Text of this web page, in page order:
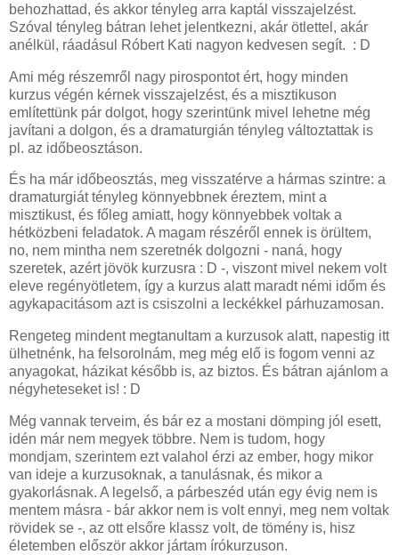
behozhattad, és akkor tényleg arra kaptál visszajelzést.
Szóval tényleg bátran lehet jelentkezni, akár ötlettel, akár
anélkül, ráadásul Róbert Kati nagyon kedvesen segít. : D
Ami még részemről nagy pirospontot ért, hogy minden
kurzus végén kérnek visszajelzést, és a misztikuson
említettünk pár dolgot, hogy szerintünk mivel lehetne még
javítani a dolgon, és a dramaturgián tényleg változtattak is
pl. az időbeosztáson.
És ha már időbeosztás, meg visszatérve a hármas szintre: a
dramaturgiát tényleg könnyebbnek éreztem, mint a
misztikust, és főleg amiatt, hogy könnyebbek voltak a
hétközbeni feladatok. A magam részéről ennek is örültem,
no, nem mintha nem szeretnék dolgozni - naná, hogy
szeretek, azért jövök kurzusra : D -, viszont mivel nekem volt
eleve regényötletem, így a kurzus alatt maradt némi időm és
agykapacitásom azt is csiszolni a leckékkel párhuzamosan.
Rengeteg mindent megtanultam a kurzusok alatt, napestig itt
ülhetnénk, ha felsorolnám, meg még elő is fogom venni az
anyagokat, házikat később is, az biztos. És bátran ajánlom a
négyheteseket is! : D
Még vannak terveim, és bár ez a mostani dömping jól esett,
idén már nem megyek többre. Nem is tudom, hogy
mondjam, szerintem ezt valahol érzi az ember, hogy mikor
van ideje a kurzusoknak, a tanulásnak, és mikor a
gyakorlásnak. A legelső, a párbeszéd után egy évig nem is
mentem másra - bár akkor nem is volt ennyi, meg nem voltak
rövidek se -, az ott elsőre klassz volt, de tömény is, hisz
életemben először akkor jártam írókurzuson.